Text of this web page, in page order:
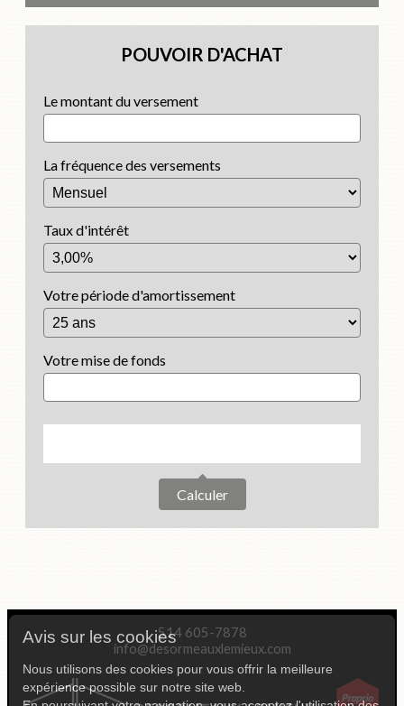
POUVOIR D'ACHAT
Le montant du versement
La fréquence des versements
Taux d'intérêt
Votre période d'amortissement
Votre mise de fonds
Calculer
514 605-7878
info@desormeauxlemieux.com
Avis sur les cookies
Nous utilisons des cookies pour vous offrir la meilleure
expérience possible sur notre site web.